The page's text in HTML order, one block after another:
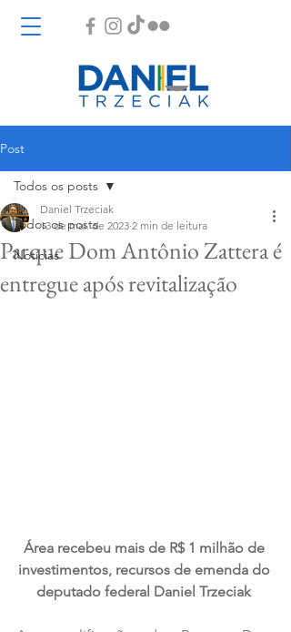
Post
Todos os posts
Notícias
Todos os posts
Parque Dom Antônio Zattera é
entregue após revitalização
Daniel Trzeciak
13 de mai. de 2023 2 min de leitura
Área recebeu mais de R$ 1 milhão de
investimentos, recursos de emenda do
deputado federal Daniel Trzeciak